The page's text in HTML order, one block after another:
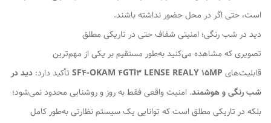
است، حتی اگر در محل حضور نداشته باشند.
دید در شب رنگی؛ امنیتی شفاف حتی در تاریکی مطلق
تصویری که مشاهده می‌کنید به‌طور مستقیم بر یکی از مهم‌ترین
قابلیت‌های SF4-OKAM 4GTl3 LENSE REALY 15MP تأکید دارد: دید در
شب رنگی و هوشمند. امنیت واقعی فقط به روز و روشنایی محدود نمی‌شود؛
بلکه در تاریکی مطلق است که توانایی یک سیستم نظارتی به‌طور کامل